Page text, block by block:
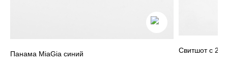
Панама MiaGia cиний Свитшот с 2-